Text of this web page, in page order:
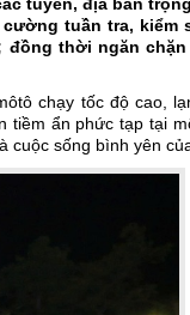
tuần tra, kiểm
đồng thời ngăn
chạy tốc độ cao,
ẩn phức tạp tại
cuộc sống bình yên